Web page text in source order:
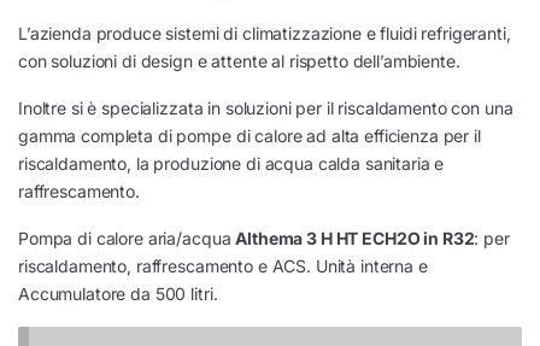
L’azienda produce sistemi di climatizzazione e fluidi refrigeranti,
con soluzioni di design e attente al rispetto dell’ambiente.
Inoltre si è specializzata in soluzioni per il riscaldamento con una
gamma completa di pompe di calore ad alta efficienza per il
riscaldamento, la produzione di acqua calda sanitaria e
raffrescamento.
Pompa di calore aria/acquaAlthema 3 H HT ECH2O in R32: per
riscaldamento, raffrescamento e ACS. Unità interna e
Accumulatore da 500 litri.